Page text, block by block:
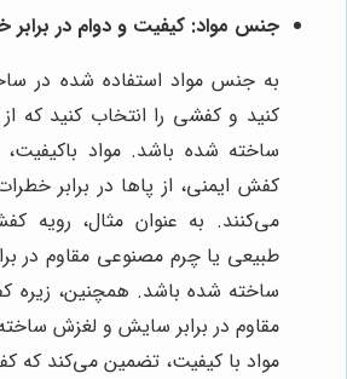
جنس مواد: کیفیت و دوام در برابر
به جنس مواد استفاده شده در
کنید و کفشی را انتخاب کنید که
ساخته شده باشد. مواد باکیفیت،
کفش ایمنی، از پاها در برابر
می‌کنند. به عنوان مثال، رویه
طبیعی یا چرم مصنوعی مقاوم در
ساخته شده باشد. همچنین، زیره
مقاوم در برابر سایش و لغزش
مواد با کیفیت، تضمین می‌کند که